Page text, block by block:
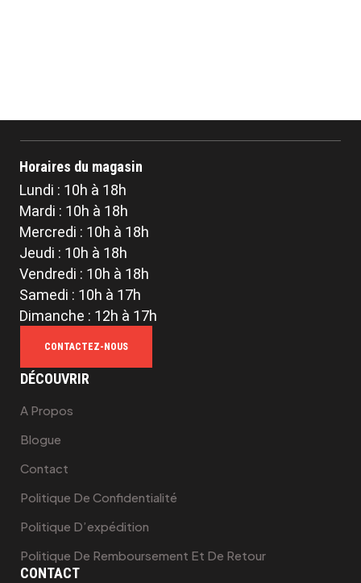
Horaires du magasin
Lundi : 10h à 18h
Mardi : 10h à 18h
Mercredi : 10h à 18h
Jeudi : 10h à 18h
Vendredi : 10h à 18h
Samedi : 10h à 17h
Dimanche : 12h à 17h
CONTACTEZ-NOUS
DÉCOUVRIR
A Propos
Blogue
Contact
Politique De Confidentialité
Politique D’expédition
Politique De Remboursement Et De Retour
CONTACT